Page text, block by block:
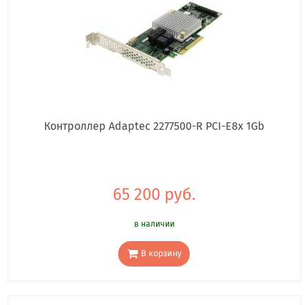
Контроллер Adaptec 2277500-R PCI-E8x 1Gb
65 200 руб.
в наличии
В корзину